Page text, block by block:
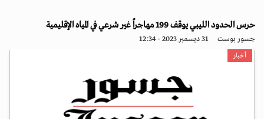
حرس الحدود الليبي يوقف 199 مهاجراً غير شرعي في المياه ‏الإقليمية
جسور بوست 31 ديسمبر 2023 - 12:34
أخبار